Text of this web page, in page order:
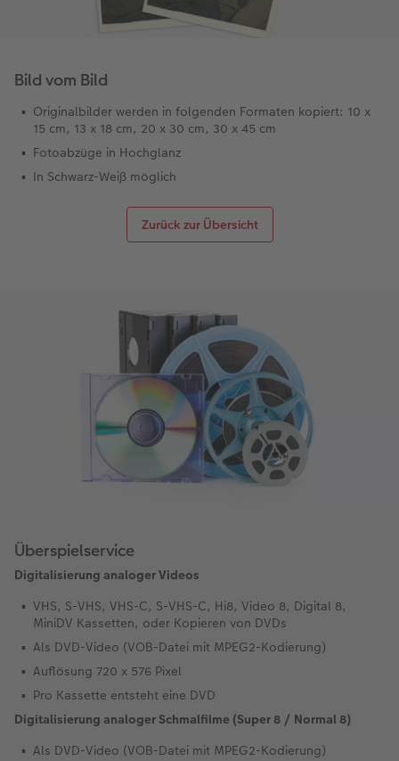
Bild vom Bild
Originalbilder werden in folgenden Formaten kopiert: 10 x
15 cm, 13 x 18 cm, 20 x 30 cm, 30 x 45 cm
Fotoabzüge in Hochglanz
In Schwarz-Weiß möglich
Zurück zur Übersicht
Überspielservice
Digitalisierung analoger Videos
VHS, S-VHS, VHS-C, S-VHS-C, Hi8, Video 8, Digital 8,
MiniDV Kassetten, oder Kopieren von DVDs
Als DVD-Video (VOB-Datei mit MPEG2-Kodierung)
Auflösung 720 x 576 Pixel
Pro Kassette entsteht eine DVD
Digitalisierung analoger Schmalfilme (Super 8 / Normal 8)
Als DVD-Video (VOB-Datei mit MPEG2-Kodierung)